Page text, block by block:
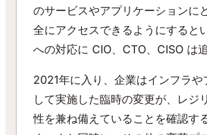
のサービスやアプリケーションに
全にアクセスできるようにすると
への対応に CIO、CTO、CISO は
2021年に入り、企業はインフラや
して実施した臨時の変更が、レジ
性を兼ね備えていることを確認す